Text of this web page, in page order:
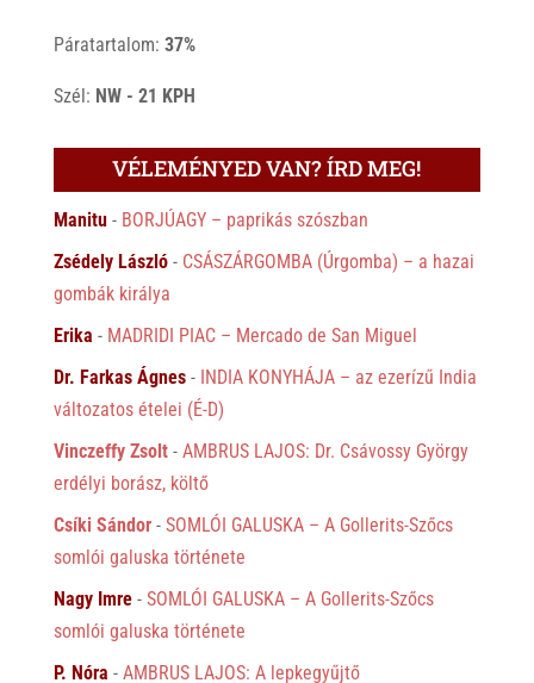
Páratartalom: 37%
Szél: NW - 21 KPH
VÉLEMÉNYED VAN? ÍRD MEG!
Manitu- BORJÚAGY – paprikás szószban
Zsédely László- CSÁSZÁRGOMBA (Úrgomba) – a hazai
gombák királya
Erika - MADRIDI PIAC – Mercado de San Miguel
Dr. Farkas Ágnes- INDIA KONYHÁJA – az ezerízű India
változatos ételei (É-D)
Vinczeffy Zsolt- AMBRUS LAJOS: Dr. Csávossy György
erdélyi borász, költő
Csíki Sándor- SOMLÓI GALUSKA – A Gollerits-Szőcs
somlói galuska története
Nagy Imre- SOMLÓI GALUSKA – A Gollerits-Szőcs
somlói galuska története
P. Nóra - AMBRUS LAJOS: A lepkegyűjtő